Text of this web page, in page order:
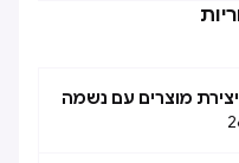
מוצרים עם נשמה